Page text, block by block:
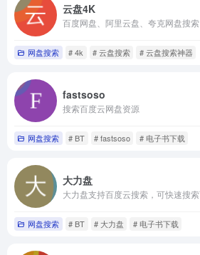
云盘4K
百度网盘、阿里云盘、夸克网盘搜索
网盘搜索 # 4k # 云盘搜索 # 云盘搜索神器
fastsoso
搜索百度云网盘资源
网盘搜索 # BT # fastsoso # 电子书下载
大力盘
网盘搜索 # BT # 大力盘 # 电子书下载